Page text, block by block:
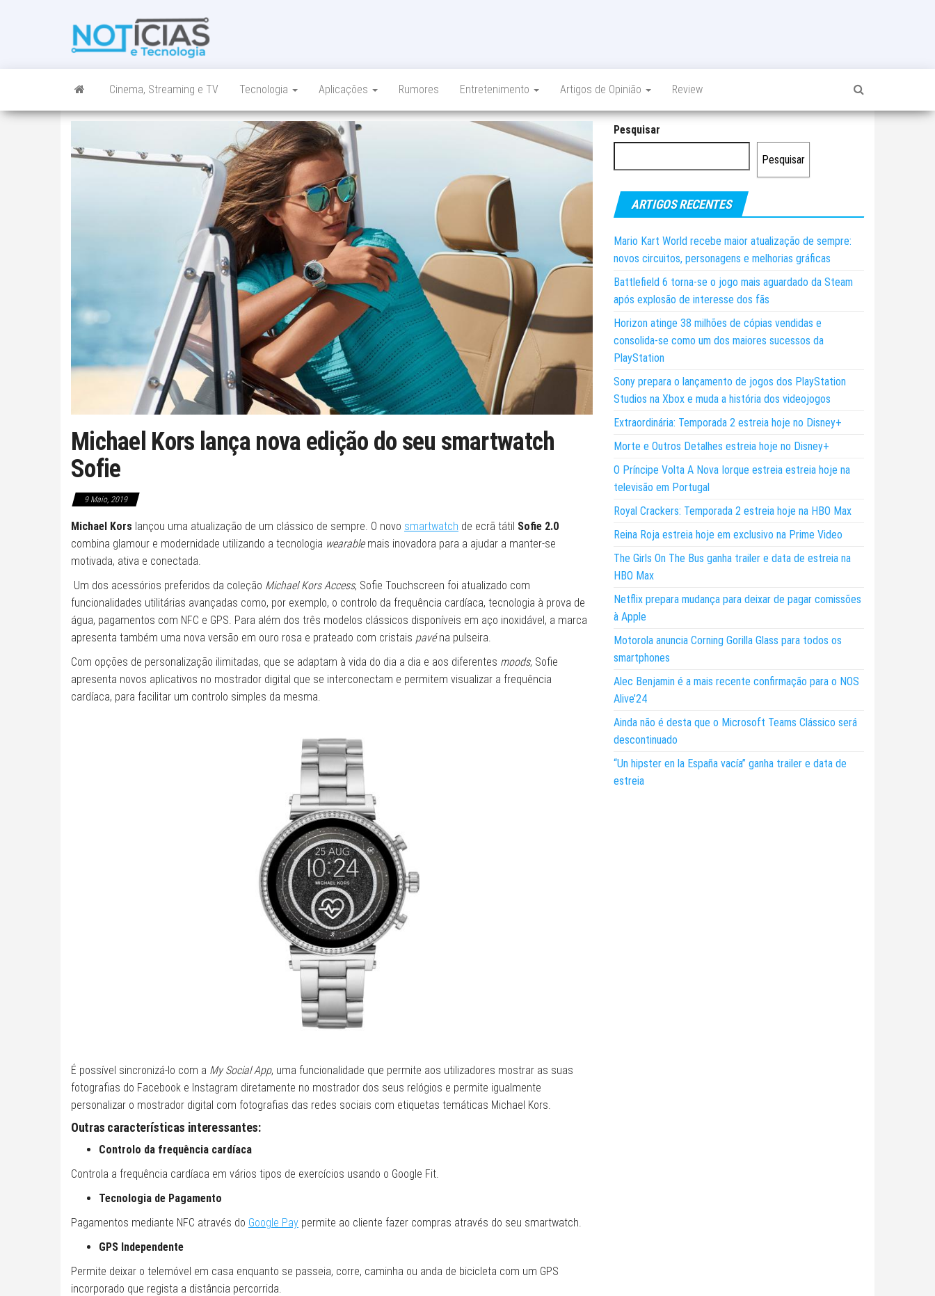
num só lugar
Cinema, Streaming e TV Tecnologia Aplicações Rumores Entretenimento Artigos de Opinião Review
Michael Kors lança nova edição do seu smartwatch
Sofie
9 Maio, 2019
Michael Kors lançou uma atualização de um clássico de sempre. O novo smartwatch de ecrã tátil Sofie 2.0
combina glamour e modernidade utilizando a tecnologia wearablemais inovadora para a ajudar a manter-se
motivada, ativa e conectada.
Um dos acessórios preferidos da coleção Michael Kors Access, Sofie Touchscreen foi atualizado com
funcionalidades utilitárias avançadas como, por exemplo, o controlo da frequência cardíaca, tecnologia à prova de
água, pagamentos com NFC e GPS. Para além dos três modelos clássicos disponíveis em aço inoxidável, a marca
apresenta também uma nova versão em ouro rosa e prateado com cristais pavéna pulseira.
Com opções de personalização ilimitadas, que se adaptam à vida do dia a dia e aos diferentes moods, Sofie
apresenta novos aplicativos no mostrador digital que se interconectam e permitem visualizar a frequência
cardíaca, para facilitar um controlo simples da mesma.
É possível sincronizá-lo com a My Social App, uma funcionalidade que permite aos utilizadores mostrar as suas
fotografias do Facebook e Instagram diretamente no mostrador dos seus relógios e permite igualmente
personalizar o mostrador digital com fotografias das redes sociais com etiquetas temáticas Michael Kors.
Outras características interessantes:
Controlo da frequência cardíaca
Controla a frequência cardíaca em vários tipos de exercícios usando o Google Fit.
Tecnologia de Pagamento
Pagamentos mediante NFC através do Google Pay permite ao cliente fazer compras através do seu smartwatch.
GPS Independente
Permite deixar o telemóvel em casa enquanto se passeia, corre, caminha ou anda de bicicleta com um GPS
incorporado que regista a distância percorrida.
Pesquisar
Pesquisar
ARTIGOS RECENTES
Mario Kart World recebe maior atualização de sempre:
novos circuitos, personagens e melhorias gráficas
Battlefield 6 torna-se o jogo mais aguardado da Steam
após explosão de interesse dos fãs
Horizon atinge 38 milhões de cópias vendidas e
consolida-se como um dos maiores sucessos da
PlayStation
Sony prepara o lançamento de jogos dos PlayStation
Studios na Xbox e muda a história dos videojogos
Extraordinária: Temporada 2 estreia hoje no Disney+
Morte e Outros Detalhes estreia hoje no Disney+
O Príncipe Volta A Nova Iorque estreia estreia hoje na
televisão em Portugal
Royal Crackers: Temporada 2 estreia hoje na HBO Max
Reina Roja estreia hoje em exclusivo na Prime Video
The Girls On The Bus ganha trailer e data de estreia na
HBO Max
Netflix prepara mudança para deixar de pagar comissões
à Apple
Motorola anuncia Corning Gorilla Glass para todos os
smartphones
Alec Benjamin é a mais recente confirmação para o NOS
Alive’24
Ainda não é desta que o Microsoft Teams Clássico será
descontinuado
“Un hipster en la España vacía” ganha trailer e data de
estreia